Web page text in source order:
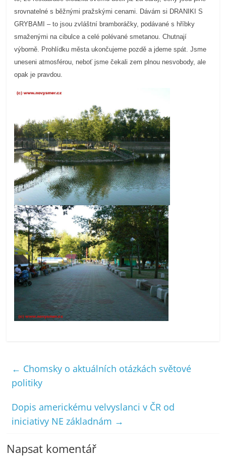
srovnatelné s běžnými pražskými cenami. Dávám si DRANIKI S
GRYBAMI – to jsou zvláštní bramboráčky, podávané s hříbky
smaženými na cibulce a celé polévané smetanou. Chutnají
výborně. Prohlídku města ukončujeme pozdě a jdeme spát. Jsme
uneseni atmosférou, neboť jsme čekali zem plnou nesvobody, ale
opak je pravdou.
← Chomsky o aktuálních otázkách světové
politiky
Dopis americkému velvyslanci v ČR od
iniciativy NE základnám →
Napsat komentář